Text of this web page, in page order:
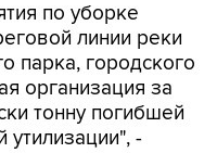
по уборке
линии реки
парка, городского
организация за
тонну погибшей
-